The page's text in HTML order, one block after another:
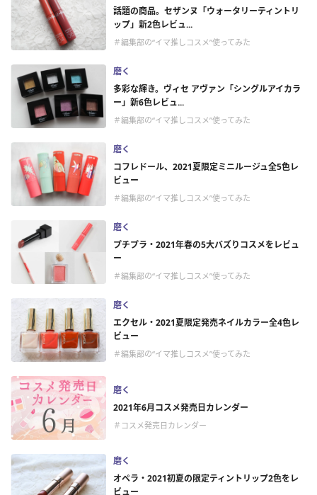
話題の商品。セザンヌ「ウォータリーティントリ
ップ」新2色レビュ...
＃編集部の“イマ推しコスメ”使ってみた
磨く
多彩な輝き。ヴィセ アヴァン「シングルアイカラ
ー」新6色レビュ...
＃編集部の“イマ推しコスメ”使ってみた
磨く
コフレドール、2021夏限定ミニルージュ全5色レ
ビュー
＃編集部の“イマ推しコスメ”使ってみた
磨く
プチプラ・2021年春の5大バズりコスメをレビュ
ー
＃編集部の“イマ推しコスメ”使ってみた
磨く
エクセル・2021夏限定発売ネイルカラー全4色レ
ビュー
＃編集部の“イマ推しコスメ”使ってみた
磨く
2021年6月コスメ発売日カレンダー
＃コスメ発売日カレンダー
磨く
オペラ・2021初夏の限定ティントリップ2色をレ
ビュー